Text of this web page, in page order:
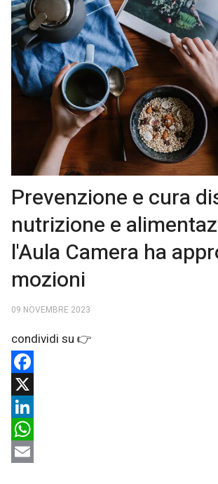
Prevenzione e cura
nutrizione e
l'Aula Camera ha
mozioni
09 NOVEMBRE 2023
Facebook
X
LinkedIn
WhatsApp